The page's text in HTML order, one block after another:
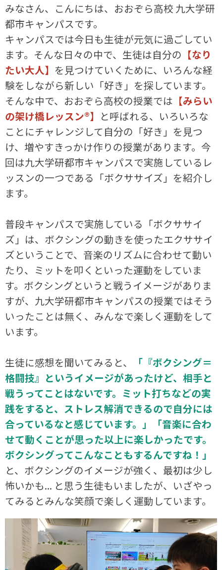
みなさん、こんにちは、おおぞら高校 九大学研
都市キャンパスです。
キャンパスでは今日も生徒が元気に過ごしてい
ます。そんな日々の中で、生徒は自分の 【なり
たい大人】 を見つけていくために、いろんな経
験をしながら新しい「好き」を探しています。
そんな中で、おおぞら高校の授業では 【みらい
の架け橋レッスン®】 と呼ばれる、いろいろな
ことにチャレンジして自分の「好き」を見つ
け、増やすきっかけ作りの授業があります。今
回は九大学研都市キャンパスで実施しているレ
ッスンの一つである「ボクササイズ」を紹介し
ます。
普段キャンパスで実施している「ボクササイ
ズ」は、ボクシングの動きを使ったエクササイ
ズということで、音楽のリズムに合わせて動い
たり、ミットを叩くといった運動をしていま
す。ボクシングというと戦うイメージがありま
すが、九大学研都市キャンパスの授業ではそう
いったことは無く、みんなで楽しく運動をして
います。
生徒に感想を聞いてみると、
「『ボクシング＝
格闘技』というイメージがあったけど、相手と
戦うってことはないです。ミット打ちなどの実
践をすると、ストレス解消できるので自分には
合っているなと感じています。」「音楽に合わ
せて動くことが思った以上に楽しかったです。
ボクシングってこんなこともするんですね！」
と、ボクシングのイメージが強く、最初は少し
怖いかも... と思う生徒もいましたが、いざやっ
てみるとみんな笑顔で楽しく運動しています。